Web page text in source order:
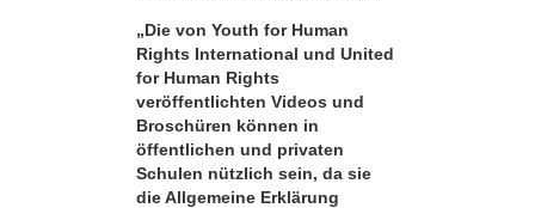
„Die von Youth for Human
Rights International und United
for Human Rights
veröffentlichten Videos und
Broschüren können in
öffentlichen und privaten
Schulen nützlich sein, da sie
die Allgemeine Erklärung